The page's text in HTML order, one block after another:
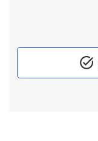
task_alt